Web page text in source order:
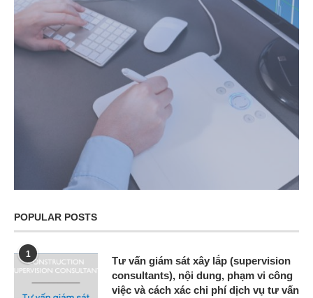
POPULAR POSTS
1
Tư vấn giám sát xây lắp (supervision
consultants), nội dung, phạm vi công
việc và cách xác chi phí dịch vụ tư vấn